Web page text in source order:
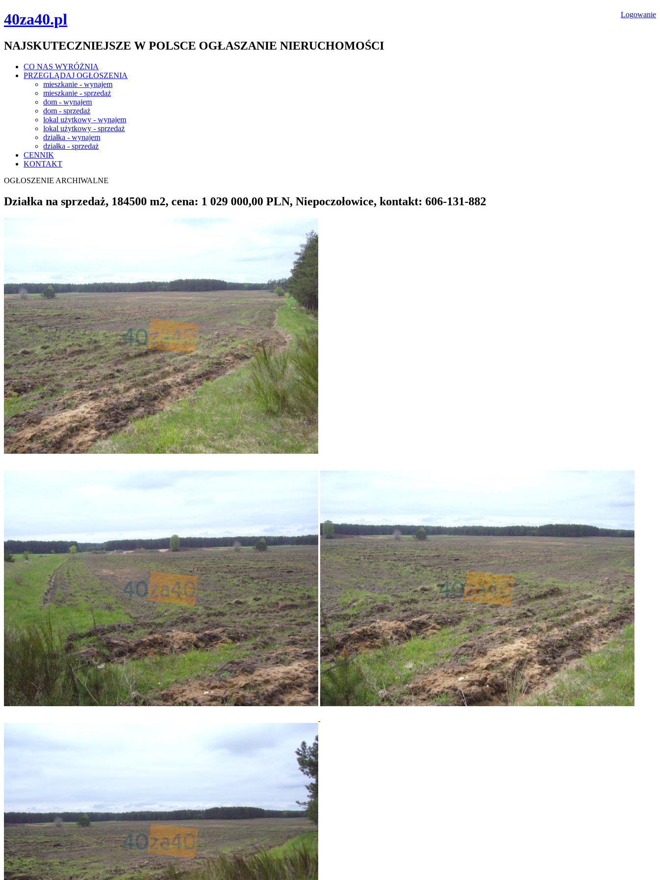
Logowanie
40za40.pl
NAJSKUTECZNIEJSZE W POLSCE OGŁASZANIE NIERUCHOMOŚCI
CO NAS WYRÓŻNIA
PRZEGLĄDAJ OGŁOSZENIA
mieszkanie - wynajem
mieszkanie - sprzedaż
dom - wynajem
dom - sprzedaż
lokal użytkowy - wynajem
lokal użytkowy - sprzedaż
działka - wynajem
działka - sprzedaż
CENNIK
KONTAKT
OGŁOSZENIE ARCHIWALNE
Działka na sprzedaż, 184500 m2, cena: 1 029 000,00 PLN, Niepoczołowice, kontakt: 606-131-882